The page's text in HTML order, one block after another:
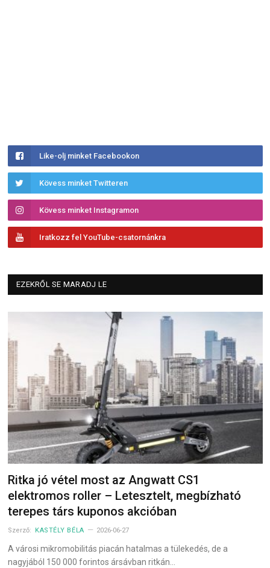
Like-olj minket Facebookon
Kövess minket Twitteren
Kövess minket Instagramon
Iratkozz fel YouTube-csatornánkra
EZEKRŐL SE MARADJ LE
Ritka jó vétel most az Angwatt CS1
elektromos roller – Letesztelt, megbízható
terepes társ kuponos akcióban
Szerző: KASTÉLY BÉLA 2026-06-27
A városi mikromobilitás piacán hatalmas a tülekedés, de a
nagyjából 150 000 forintos ársávban ritkán…